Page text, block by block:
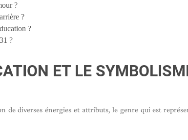
?
?
?
?
ET LE
de diverses énergies et attributs, le genre qui est